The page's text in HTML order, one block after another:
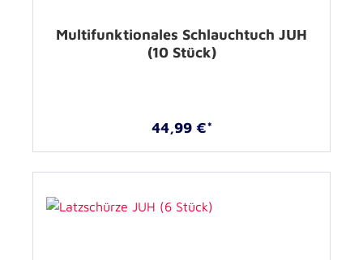
Multifunktionales Schlauchtuch JUH
(10 Stück)
44,99 €*